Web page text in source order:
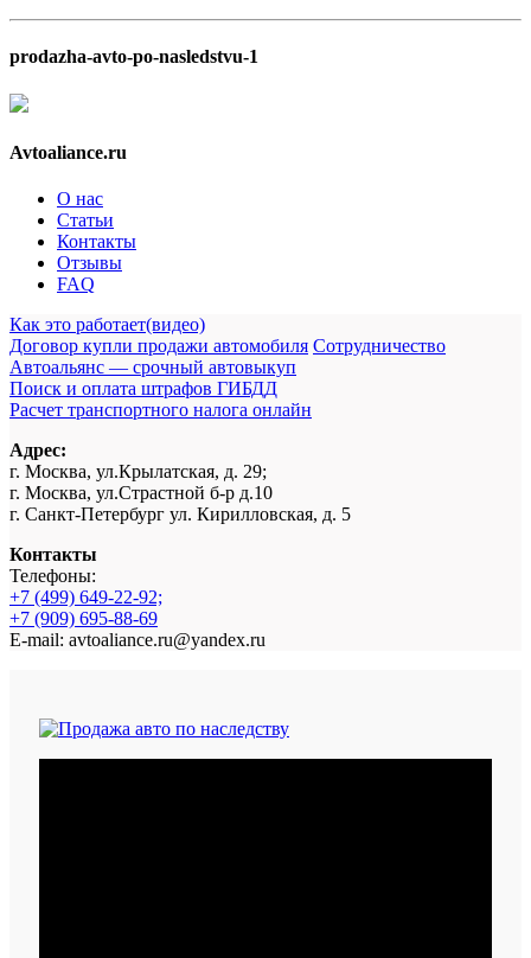
prodazha-avto-po-nasledstvu-1
Avtoaliance.ru
О нас
Статьи
Контакты
Отзывы
FAQ
Как это работает(видео)
Договор купли продажи автомобиля Сотрудничество
Автоальянс — срочный автовыкуп
Поиск и оплата штрафов ГИБДД
Расчет транспортного налога онлайн
Адрес:
г. Москва, ул.Крылатская, д. 29;
г. Москва, ул.Страстной б-р д.10
г. Санкт-Петербург ул. Кирилловская, д. 5
Контакты
Телефоны:
+7 (499) 649-22-92;
+7 (909) 695-88-69
E-mail: avtoaliance.ru@yandex.ru